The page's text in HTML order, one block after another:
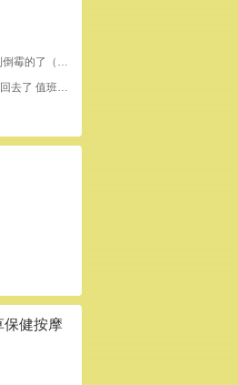
外形：长得很一般 身材也不好 我算是遇到倒霉的了（因为过年）
去了环境还可以 就是技师在过年的时候都回去了 值班的都不行
保健按摩